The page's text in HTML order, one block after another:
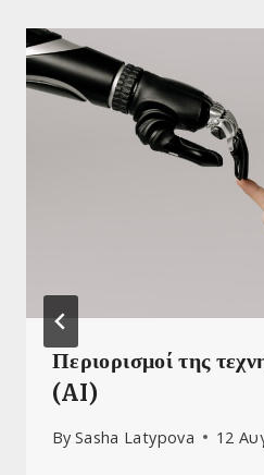
Περιορισμοί της
(AI)
By Sasha Latypova 12